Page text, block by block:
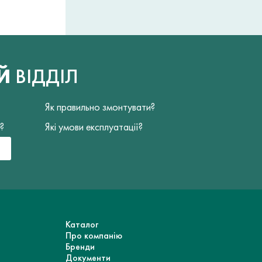
ВІДДІЛ
Як правильно змонтувати?
Які умови експлуатації?
Каталог
Про компанію
Бренди
Документи